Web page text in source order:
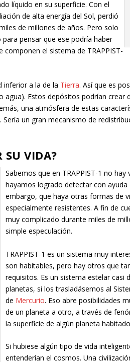
líquido en su superficie. Con el
de alta energía del Sol, perdió
de millones de años. Pero solo
pensar que ese podría haber
el sistema de TRAPPIST-
inferior a la de la Tierra. Así que es
agua). Estos depósitos podrían crear
una atmósfera de estas
un gran mecanismo de
SU VIDA?
Sabemos que en TRAPPIST-1 no
hayamos logrado detectar con
embargo, que haya otras formas de
especialmente resistentes. A fin de
muy complicado durante miles de
simple especulación.
TRAPPIST-1 es un sistema muy
son habitables, pero hay otros que
requisitos. Es un sistema estelar casi
planetas, si los trasladásemos al
de Mercurio. Eso abre posibilidades
de un planeta a otro, a través de
la superficie de algún planeta
Si hubiese algún tipo de vida
entenderían el cosmos. Una